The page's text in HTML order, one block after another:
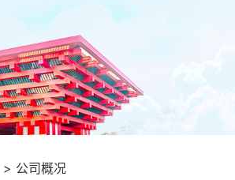
> 公司概况